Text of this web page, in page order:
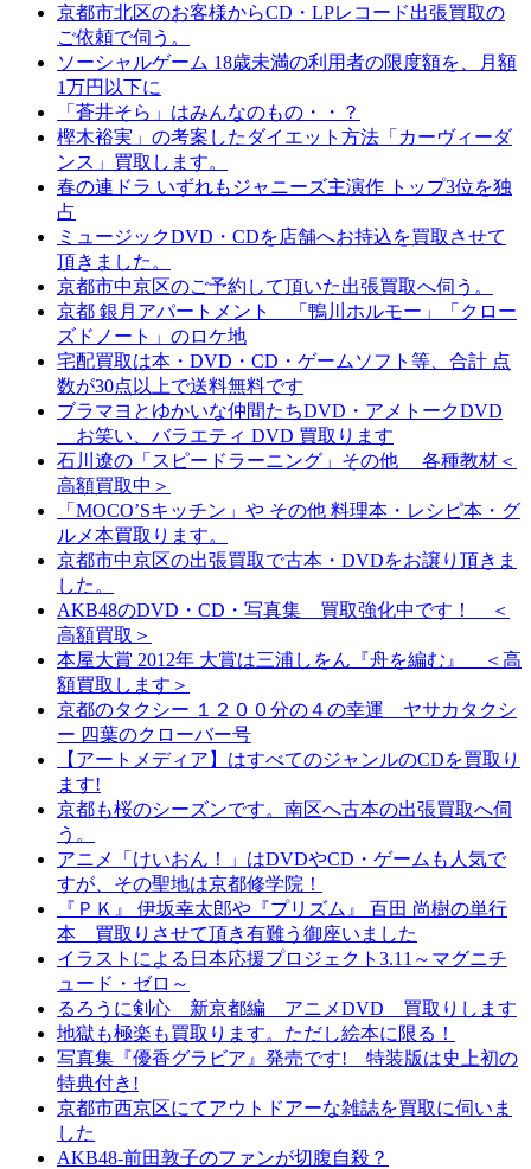
京都市北区のお客様からCD・LPレコード出張買取の
ご依頼で伺う。
ソーシャルゲーム 18歳未満の利用者の限度額を、月額
1万円以下に
「蒼井そら」はみんなのもの・・？
樫木裕実」の考案したダイエット方法「カーヴィーダ
ンス」買取します。
春の連ドラ いずれもジャニーズ主演作 トップ3位を独
占
ミュージックDVD・CDを店舗へお持込を買取させて
頂きました。
京都市中京区のご予約して頂いた出張買取へ伺う。
京都 銀月アパートメント 「鴨川ホルモー」「クロー
ズドノート」のロケ地
宅配買取は本・DVD・CD・ゲームソフト等、合計 点
数が30点以上で送料無料です
ブラマヨとゆかいな仲間たちDVD・アメトークDVD
お笑い、バラエティ DVD 買取ります
石川遼の「スピードラーニング」その他 各種教材＜
高額買取中＞
「MOCO’Sキッチン」や その他 料理本・レシピ本・グ
ルメ本買取ります。
京都市中京区の出張買取で古本・DVDをお譲り頂きま
した。
AKB48のDVD・CD・写真集 買取強化中です！ ＜
高額買取＞
本屋大賞 2012年 大賞は三浦しをん『舟を編む』 ＜高
額買取します＞
京都のタクシー １２００分の４の幸運 ヤサカタクシ
ー 四葉のクローバー号
【アートメディア】はすべてのジャンルのCDを買取り
ます!
京都も桜のシーズンです。南区へ古本の出張買取へ伺
う。
アニメ「けいおん！」はDVDやCD・ゲームも人気で
すが、その聖地は京都修学院！
『ＰＫ』 伊坂幸太郎や『プリズム』 百田 尚樹の単行
本 買取りさせて頂き有難う御座いました
イラストによる日本応援プロジェクト3.11～マグニチ
ュード・ゼロ～
るろうに剣心 新京都編 アニメDVD 買取りします
地獄も極楽も買取ります。ただし絵本に限る！
写真集『優香グラビア』発売です! 特装版は史上初の
特典付き!
京都市西京区にてアウトドアーな雑誌を買取に伺いま
した
AKB48-前田敦子のファンが切腹自殺？